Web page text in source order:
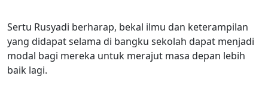
Sertu Rusyadi berharap, bekal ilmu dan keterampilan
yang didapat selama di bangku sekolah dapat menjadi
modal bagi mereka untuk merajut masa depan lebih
baik lagi.